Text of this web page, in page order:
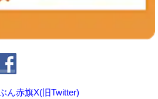
ん赤旗X(旧Twitter)